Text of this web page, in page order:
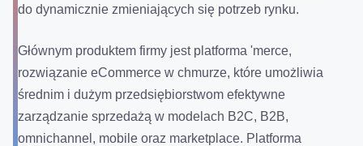
do dynamicznie zmieniających się potrzeb rynku.
Głównym produktem firmy jest platforma 'merce,
rozwiązanie eCommerce w chmurze, które umożliwia
średnim i dużym przedsiębiorstwom efektywne
zarządzanie sprzedażą w modelach B2C, B2B,
omnichannel, mobile oraz marketplace. Platforma